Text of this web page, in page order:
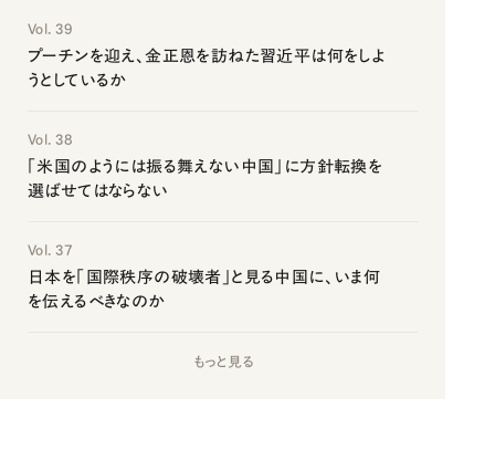
Vol. 39
プーチンを迎え、金正恩を訪ねた習近平は何をしよ
うとしているか
Vol. 38
「米国のようには振る舞えない中国」に方針転換を
選ばせてはならない
Vol. 37
日本を「国際秩序の破壊者」と見る中国に、いま何
を伝えるべきなのか
もっと見る